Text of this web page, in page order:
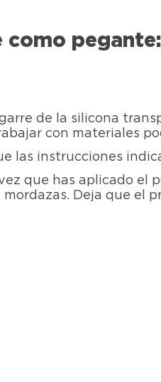
como pegante:
de la silicona
con materiales
las instrucciones
que has aplicado el
Deja que el